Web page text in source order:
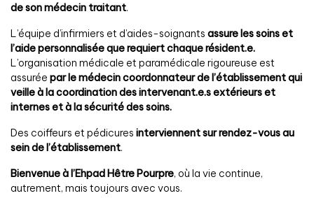
de son médecin traitant.
L’équipe d’infirmiers et d’aides-soignants assure les soins et
l’aide personnalisée que requiert chaque résident.e.
L’organisation médicale et paramédicale rigoureuse est
assurée par le médecin coordonnateur de l’établissement qui
veille à la coordination des intervenant.e.s extérieurs et
internes et à la sécurité des soins.
Des coiffeurs et pédicures interviennent sur rendez-vous au
sein de l’établissement.
Bienvenue à l’Ehpad Hêtre Pourpre, où la vie continue,
autrement, mais toujours avec vous.